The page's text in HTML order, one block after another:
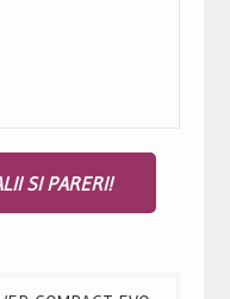
SI PARERI!